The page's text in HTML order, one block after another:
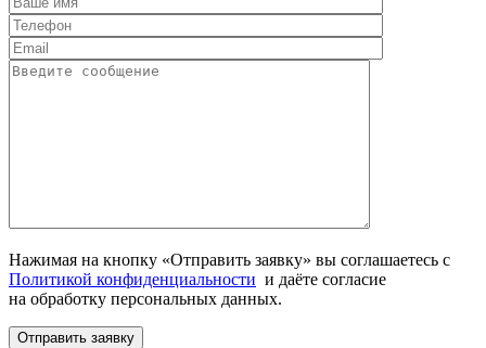
Нажимая на кнопку «Отправить заявку» вы соглашаетесь с
Политикой конфиденциальности и даёте согласие
на обработку персональных данных.